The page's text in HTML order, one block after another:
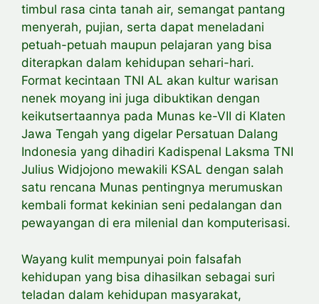
timbul rasa cinta tanah air, semangat pantang
menyerah, pujian, serta dapat meneladani
petuah-petuah maupun pelajaran yang bisa
diterapkan dalam kehidupan sehari-hari.
Format kecintaan TNI AL akan kultur warisan
nenek moyang ini juga dibuktikan dengan
keikutsertaannya pada Munas ke-VII di Klaten
Jawa Tengah yang digelar Persatuan Dalang
Indonesia yang dihadiri Kadispenal Laksma TNI
Julius Widjojono mewakili KSAL dengan salah
satu rencana Munas pentingnya merumuskan
kembali format kekinian seni pedalangan dan
pewayangan di era milenial dan komputerisasi.
Wayang kulit mempunyai poin falsafah
kehidupan yang bisa dihasilkan sebagai suri
teladan dalam kehidupan masyarakat,